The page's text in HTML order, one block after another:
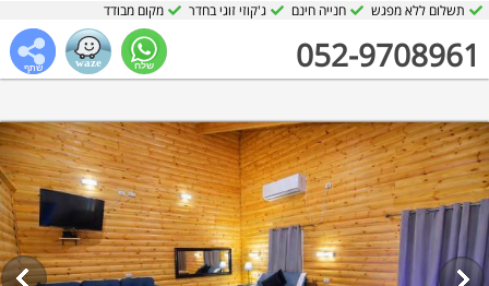
052-9708961
תשלום ללא מפגש חנייה חינם ג'קוזי זוגי בחדר מקום מבודד